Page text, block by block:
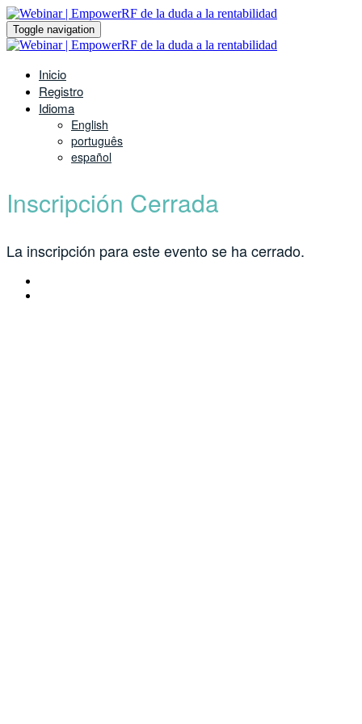
Toggle navigation
Inicio
Registro
Idioma
English
português
español
Inscripción Cerrada
La inscripción para este evento se ha cerrado.